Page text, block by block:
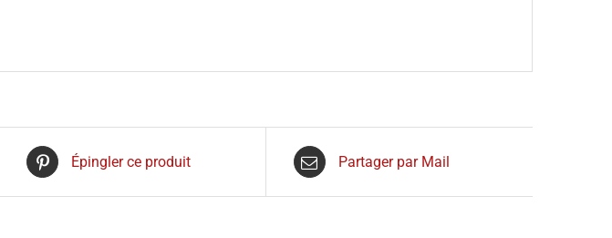
Épingler ce produit Partager par Mail